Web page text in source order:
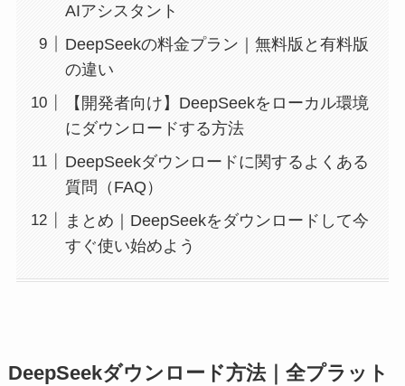
AIアシスタント
DeepSeekの料金プラン｜無料版と有料版
の違い
【開発者向け】DeepSeekをローカル環境
にダウンロードする方法
DeepSeekダウンロードに関するよくある
質問（FAQ）
まとめ｜DeepSeekをダウンロードして今
すぐ使い始めよう
DeepSeekダウンロード方法｜全プラット